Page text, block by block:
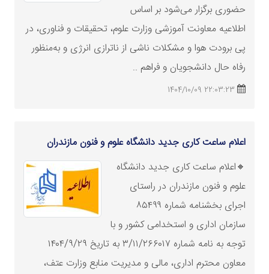
حضوری برگزار می‌شود بر اساس
اطلاعیه معاونت آموزشی وزارت علوم، تحقیقات و فناوری، در
پی برودت هوا و مشکلات ناشی از ناترازی ‌انرژی و به‌منظور
رفاه حال دانشجویان و فراهم‌ ..
22:03:23 1404/10/09
اعلام ساعت کاری جدید دانشگاه علوم و فنون مازندران
🔸اعلام ساعت کاری جدید دانشگاه
علوم و فنون مازندران در راستای
اجرای بخشنامه شماره ۸۵۴۹۹
سازمان اداری و استخدامی کشور و با
توجه به نامه شماره ۳/۱۱/۲۶۶۰۱۷ به تاریخ ۱۴۰۴/۹/۲۹
معاون محترم اداری، مالی و مدیریت منابع وزارت عتف،